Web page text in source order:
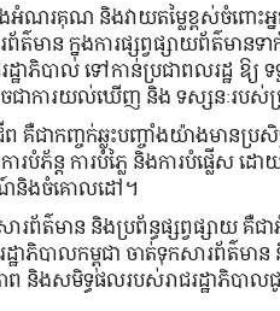
អំណរគុណ និងវាយតម្លៃខ្ពស់ចំពោះអ្
ារព័ត៌មាន ក្នុងការផ្សព្វផ្សាយព័
ដ្ឋាភិបាល ទៅកាន់ប្រជាពលរដ្ឋ
ជាការយល់ឃើញ និង ទស្សនៈរបស់ប្
គឺជាកញ្ចក់ឆ្លុះបញ្ចាំងយ៉ាងមានប្រ
របំភ័ន្ត ការបំភ្លៃ និងការបំផ្លើ
រណ៍និងចំគោលដៅ។
សារព័ត៌មាន និងប្រព័ន្ធផ្សព្វផ្សាយ
ាភិបាលកម្ពុជា ចាត់ទុកសារព័ត៌មាន
ភាព និងសមិទ្ធផលរបស់រាជរដ្ឋាភិ